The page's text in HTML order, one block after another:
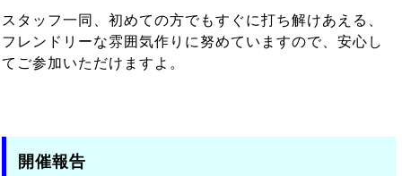
スタッフ一同、初めての方でもすぐに打ち解けあえる、
フレンドリーな雰囲気作りに努めていますので、安心し
てご参加いただけますよ。
開催報告